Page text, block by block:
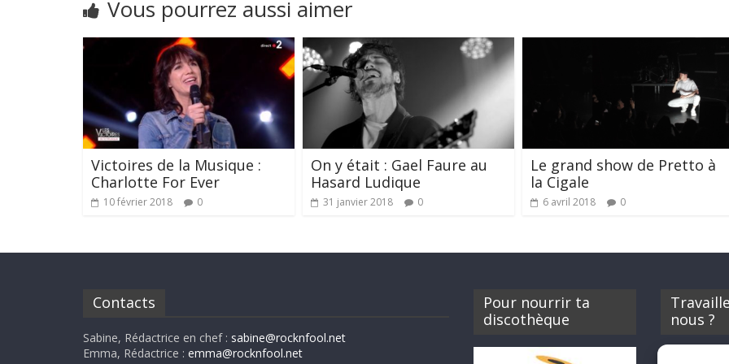
Vous pourrez aussi aimer
Victoires de la Musique :
Charlotte For Ever
10 février 2018 0
On y était : Gael Faure au
Hasard Ludique
31 janvier 2018 0
Le grand show de Pretto à
la Cigale
6 avril 2018 0
Contacts
Sabine, Rédactrice en chef : sabine@rocknfool.net
Emma, Rédactrice : emma@rocknfool.net
Pour nourrir ta
discothèque
nous ?